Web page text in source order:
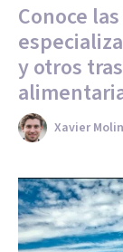
Conoce
y otros
Xavier